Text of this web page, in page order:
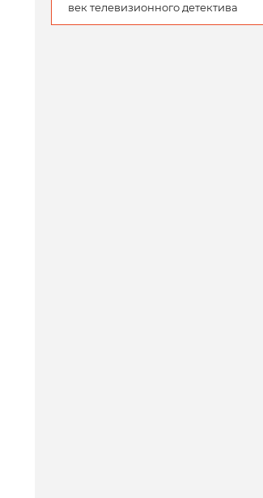
век телевизионного детектива